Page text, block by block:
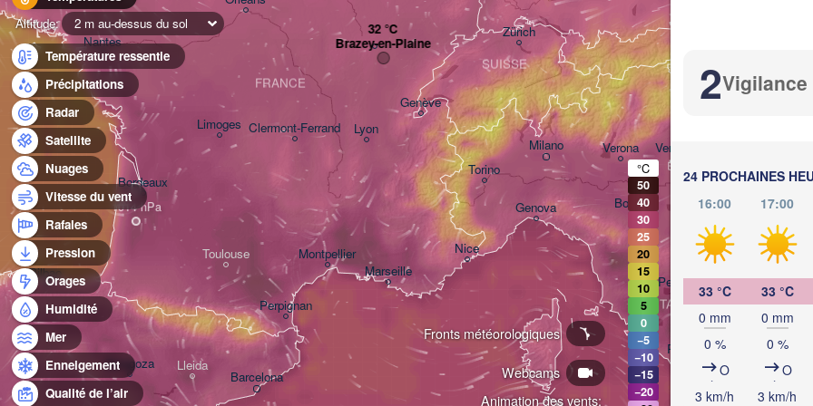
2Vigilance
24 PROCHAINES
16:00
17:00
33 °C
0 mm
0 %
O
3 km/h
33 °C
0 mm
0 %
O
3 km/h
Altitude:
2 m au-dessus du sol
Température ressentie
Précipitations
Radar
Satellite
Nuages
Vitesse du vent
Rafales
Pression
Orages
Humidité
Mer
Enneigement
Qualité de l’air
Animation des vents:
Webcams
Fronts météorologiques
Zaragoza
Bordeaux
Nantes
Bilbao
Barcelona
Milano
Lyon
Marseille
Torino
Genova
Genève
Montpellier
Verona
Perpignan
Lleida
Clermont-Ferrand
Limoges
Zürich
Toulouse Nice
FRANCE
SUISSE
Roma
Venezia
Pescara
Perugia
Bologna
ITALIE
CROATIE
Brazey-en-Plaine
D
°C
50
40
30
25
20
15
10
5
0
−5
−10
−15
−20